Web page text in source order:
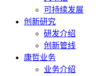
可持续发展
创新研究
研发介绍
创新管线
康哲业务
业务介绍